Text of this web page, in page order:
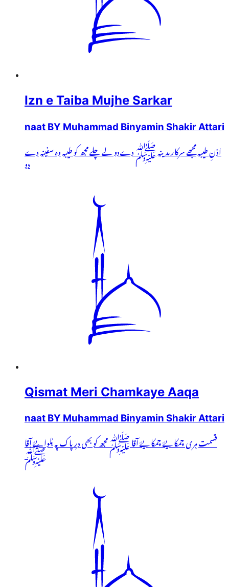
Izn e Taiba Mujhe Sarkar
naat BY Muhammad Binyamin Shakir Attari
اذنِ طیبہ مجھے سرکار مدینہ ﷺ دےدو لے چلے مجھ کو طیبہ وہ سفینہ دے
دو
Qismat Meri Chamkaye Aaqa
naat BY Muhammad Binyamin Shakir Attari
قسمت مِری چمکایۓ چمکایۓ آقا ﷺ مجھ کو بھی درِ پاک پہ بُلوایۓ آقا
ﷺ